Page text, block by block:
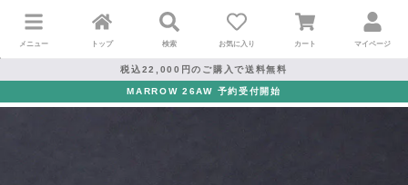
メニュー トップ 検索 お気に入り カート マイページ
税込22,000円のご購入で送料無料
MARROW 26AW 予約受付開始